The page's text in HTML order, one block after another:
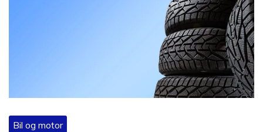
Bil og motor